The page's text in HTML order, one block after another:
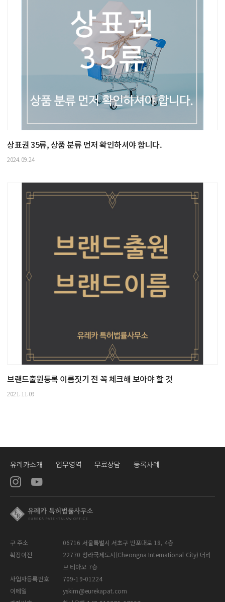
상표권 35류, 상품 분류 먼저 확인하셔야 합니다.
2024.09.24
브랜드출원등록 이름짓기 전 꼭 체크해 보아야 할 것
2021.11.09
유레카소개 업무영역 무료상담 등록사례
구 주소
06716 서울특별시 서초구 반포대로 18, 4층
확장이전
22770 청라국제도시(Cheongna International City) 더리
브 티아모 7층
사업자등록번호
709-19-01224
이메일
yskim@eurekapat.com